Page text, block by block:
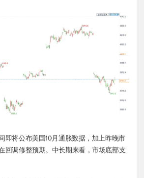
即将公布美国10月通胀数据，加上昨晚市
回调修整预期。中长期来看，市场底部支